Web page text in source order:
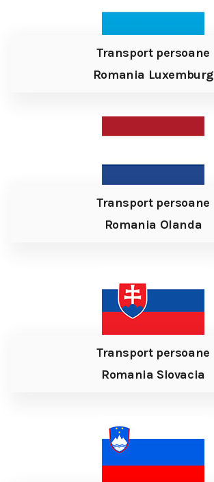
Transport persoane
Romania Luxemburg
Transport persoane
Romania Olanda
Transport persoane
Romania Slovacia